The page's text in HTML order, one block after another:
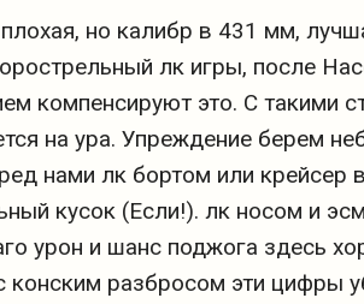
но калибр в 431 мм,
лк игры, после
компенсируют это. С такими
на ура. Упреждение берем
нами лк бортом или крейсер
кусок (Если!). лк носом и
урон и шанс поджога здесь
конским разбросом эти цифры